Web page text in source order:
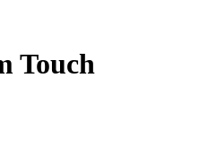
Touch